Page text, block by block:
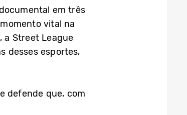
em três
vital na
a Street League
desses esportes,
defende que, com